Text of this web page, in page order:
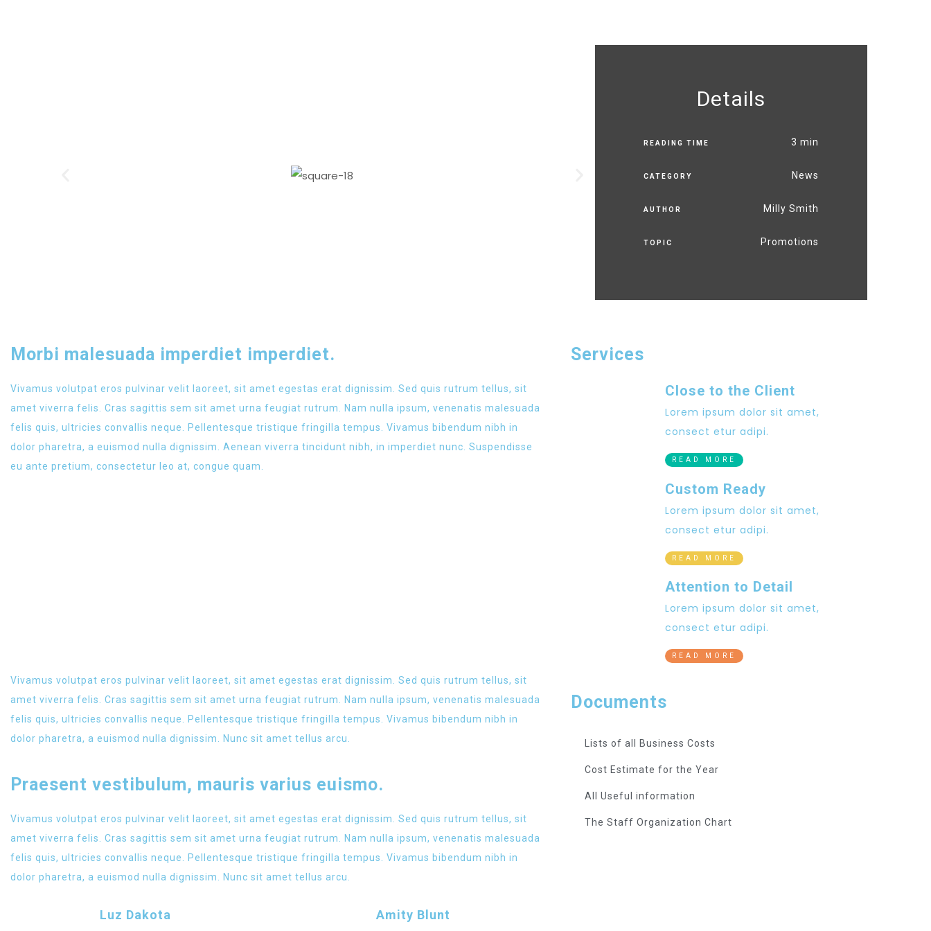
Details
READING TIME 3 min
CATEGORY News
AUTHOR Milly Smith
TOPIC Promotions
Morbi malesuada imperdiet imperdiet.
Vivamus volutpat eros pulvinar velit laoreet, sit amet egestas erat dignissim. Sed quis rutrum tellus, sit
amet viverra felis. Cras sagittis sem sit amet urna feugiat rutrum. Nam nulla ipsum, venenatis malesuada
felis quis, ultricies convallis neque. Pellentesque tristique fringilla tempus. Vivamus bibendum nibh in
dolor pharetra, a euismod nulla dignissim. Aenean viverra tincidunt nibh, in imperdiet nunc. Suspendisse
eu ante pretium, consectetur leo at, congue quam.
Vivamus volutpat eros pulvinar velit laoreet, sit amet egestas erat dignissim. Sed quis rutrum tellus, sit
amet viverra felis. Cras sagittis sem sit amet urna feugiat rutrum. Nam nulla ipsum, venenatis malesuada
felis quis, ultricies convallis neque. Pellentesque tristique fringilla tempus. Vivamus bibendum nibh in
dolor pharetra, a euismod nulla dignissim. Nunc sit amet tellus arcu.
Praesent vestibulum, mauris varius euismo.
Vivamus volutpat eros pulvinar velit laoreet, sit amet egestas erat dignissim. Sed quis rutrum tellus, sit
amet viverra felis. Cras sagittis sem sit amet urna feugiat rutrum. Nam nulla ipsum, venenatis malesuada
felis quis, ultricies convallis neque. Pellentesque tristique fringilla tempus. Vivamus bibendum nibh in
dolor pharetra, a euismod nulla dignissim. Nunc sit amet tellus arcu.
Luz Dakota Amity Blunt
Services
Close to the Client
Lorem ipsum dolor sit amet,
consect etur adipi.
READ MORE
Custom Ready
Lorem ipsum dolor sit amet,
consect etur adipi.
READ MORE
Attention to Detail
Lorem ipsum dolor sit amet,
consect etur adipi.
READ MORE
Documents
Lists of all Business Costs
Cost Estimate for the Year
All Useful information
The Staff Organization Chart